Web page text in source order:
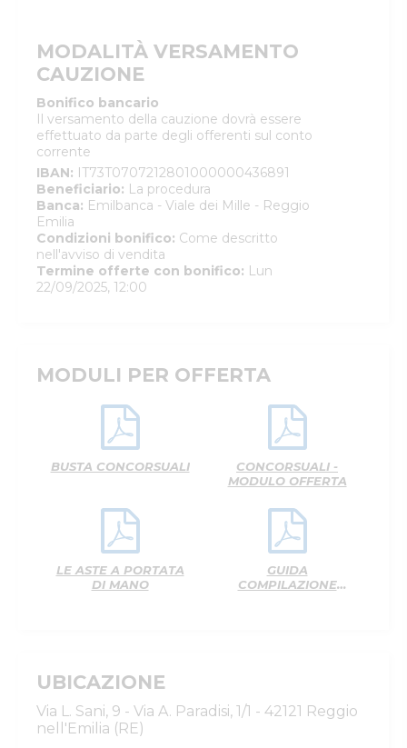
MODALITÀ VERSAMENTO
CAUZIONE
Bonifico bancario
Il versamento della cauzione dovrà essere
effettuato da parte degli offerenti sul conto
corrente
IBAN: IT73T0707212801000000436891
Beneficiario: La procedura
Banca: Emilbanca - Viale dei Mille - Reggio
Emilia
Condizioni bonifico: Come descritto
nell'avviso di vendita
Termine offerte con bonifico: Lun
22/09/2025, 12:00
MODULI PER OFFERTA
BUSTA CONCORSUALI
CONCORSUALI -
MODULO OFFERTA
LE ASTE A PORTATA
DI MANO
GUIDA
COMPILAZIONE
UBICAZIONE
Via L. Sani, 9 - Via A. Paradisi, 1/1 - 42121 Reggio
nell'Emilia (RE)